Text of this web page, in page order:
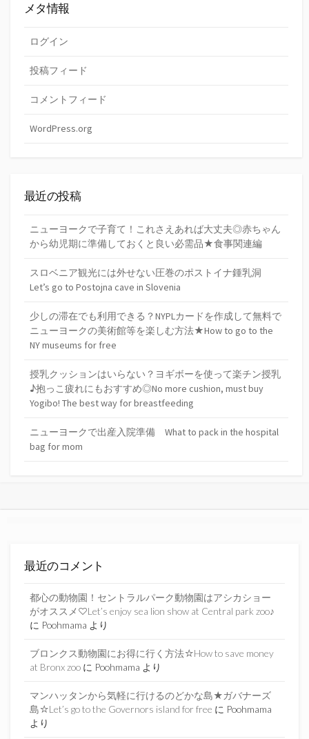
メタ情報
ログイン
投稿フィード
コメントフィード
WordPress.org
最近の投稿
ニューヨークで子育て！これさえあれば大丈夫◎赤ちゃん
から幼児期に準備しておくと良い必需品★食事関連編
スロベニア観光には外せない圧巻のポストイナ鍾乳洞
Let’s go to Postojna cave in Slovenia
少しの滞在でも利用できる？NYPLカードを作成して無料で
ニューヨークの美術館等を楽しむ方法★How to go to the
NY museums for free
授乳クッションはいらない？ヨギボーを使って楽チン授乳
♪抱っこ疲れにもおすすめ◎No more cushion, must buy
Yogibo! The best way for breastfeeding
ニューヨークで出産入院準備 What to pack in the hospital
bag for mom
最近のコメント
都心の動物園！セントラルパーク動物園はアシカショー
がオススメ♡Let’s enjoy sea lion show at Central park zoo♪
に Poohmama より
ブロンクス動物園にお得に行く方法☆How to save money
at Bronx zoo に Poohmama より
マンハッタンから気軽に行けるのどかな島★ガバナーズ
島☆Let’s go to the Governors island for free に Poohmama
より